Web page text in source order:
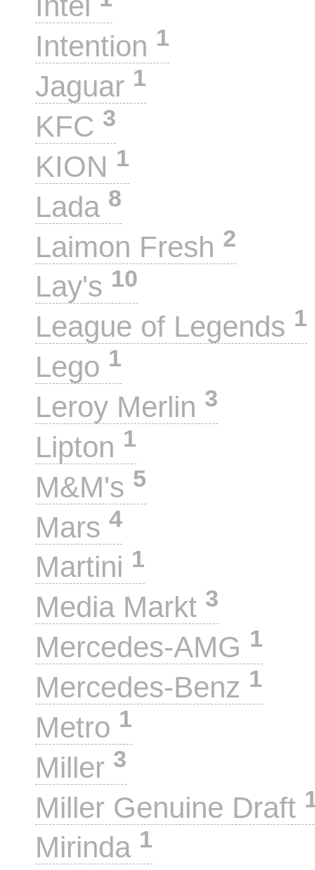
Intention 1
Jaguar 1
KFC 3
KION 1
Lada 8
Laimon Fresh 2
Lay's 10
League of Legends 1
Lego 1
Leroy Merlin 3
Lipton 1
M&M's 5
Mars 4
Martini 1
Media Markt 3
Mercedes-AMG 1
Mercedes-Benz 1
Metro 1
Miller 3
Miller Genuine Draft
Mirinda 1